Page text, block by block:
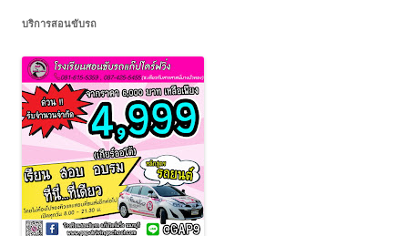
บริการสอนขับรถ